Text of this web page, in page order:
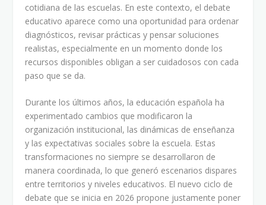
cotidiana de las escuelas. En este contexto, el debate
educativo aparece como una oportunidad para ordenar
diagnósticos, revisar prácticas y pensar soluciones
realistas, especialmente en un momento donde los
recursos disponibles obligan a ser cuidadosos con cada
paso que se da.
Durante los últimos años, la educación española ha
experimentado cambios que modificaron la
organización institucional, las dinámicas de enseñanza
y las expectativas sociales sobre la escuela. Estas
transformaciones no siempre se desarrollaron de
manera coordinada, lo que generó escenarios dispares
entre territorios y niveles educativos. El nuevo ciclo de
debate que se inicia en 2026 propone justamente poner